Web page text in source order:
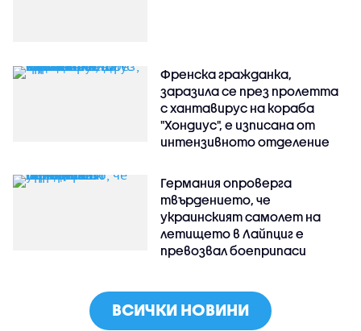
Френска гражданка,
заразила се през пролетта
с хантавирус на кораба
"Хондиус", е изписана от
интензивното отделение
Германия опроверга
твърдението, че
украинският самолет на
летището в Лайпциг е
превозвал боеприпаси
ВСИЧКИ НОВИНИ